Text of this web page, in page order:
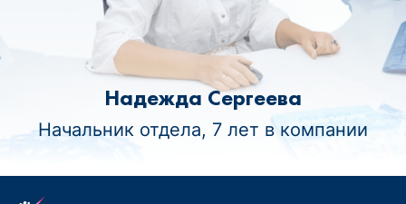
Надежда Сергеева
Начальник отдела, 7 лет в компании